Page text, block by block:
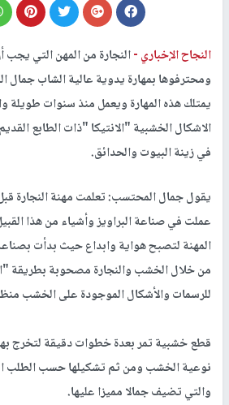
النجاح الإخباري -النجارة من المهن التي يجب
ومحترفوها بمهارة يدوية عالية الشاب جمال
يمتلك هذه المهارة ويعمل منذ سنوات طويلة
الاشكال الخشبية "الانتيكا "ذات الطابع
في زينة البيوت والحدائق.
يقول جمال المحتسب: تعلمت مهنة النجارة
عملت في صناعة البراويز وأشياء من هذا
المهنة لتصبح هواية وابداع حيث بدأت
من خلال الخشب والنجارة مصحوبة بطريقة
للرسمات والأشكال الموجودة على الخشب
قطع خشبية تمر بعدة خطوات دقيقة لتخرج
نوعية الخشب ومن ثم تشكيلها حسب الطلب
والتي تضيف جمالا مميزا عليها.